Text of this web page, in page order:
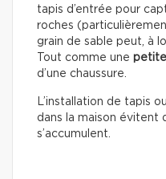
tapis d’entrée pour
roches
grain de sable peut, à
Tout comme une petite
d’une chaussure.
L’installation de tapis
dans la maison évitent
s’accumulent.